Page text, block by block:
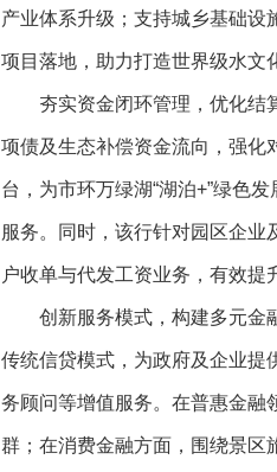
产业体系升级；支持城乡基础设
项目落地，助力打造世界级水文
夯实资金闭环管理，优化结
项债及生态补偿资金流向，强化
台，为市环万绿湖“湖泊+”绿色
服务。同时，该行针对园区企
户收单与代发工资业务，有效提
创新服务模式，构建多元金
传统信贷模式，为政府及企业提
务顾问等增值服务。在普惠金融
群；在消费金融方面，围绕景区